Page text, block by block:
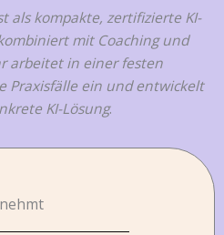
als kompakte, zertifizierte KI-
mit Coaching und
arbeitet in einer festen
Praxisfälle ein und entwickelt
KI-Lösung.